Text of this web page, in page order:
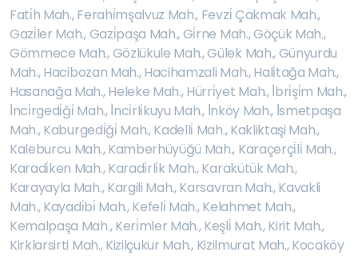
Fati̇h Mah.,Ferahi̇mşalvuz Mah., Fevzi̇ Çakmak Mah.,
Gazi̇ler Mah.,Gazi̇paşa Mah.,Gi̇rne Mah.,Göçük Mah.,
Gömmece Mah.,Gözlükule Mah.,Gülek Mah.,Günyurdu
Mah.,Hacibozan Mah.,Hacihamzali Mah.,Hali̇tağa Mah.,
Hasanağa Mah.,Heleke Mah.,Hürri̇yet Mah.,İ̇bri̇şi̇m Mah.,
İ̇nci̇rgedi̇ği̇ Mah.,İ̇nci̇rli̇kuyu Mah., İ̇nköy Mah., İ̇smetpaşa
Mah.,Kaburgedi̇ği̇ Mah.,Kadelli̇ Mah.,Kakliktaşi Mah.,
Kaleburcu Mah.,Kamberhüyüğü Mah., Karaçerçi̇li̇ Mah.,
Karadi̇ken Mah.,Karadi̇rli̇k Mah.,Karakütük Mah.,
Karayayla Mah.,Kargili Mah.,Karsavran Mah.,Kavakli
Mah.,Kayadi̇bi̇ Mah.,Kefeli̇ Mah.,Kelahmet Mah.,
Kemalpaşa Mah.,Keri̇mler Mah.,Keşli̇ Mah.,Kirit Mah.,
Kirklarsirti Mah.,Kizilçukur Mah., Kizilmurat Mah.,Kocaköy